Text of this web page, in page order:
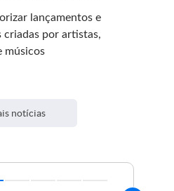
lançamentos e
criadas por artistas,
músicos
notícias